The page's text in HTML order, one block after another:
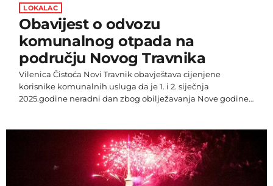
LOKALAC
Obavijest o odvozu
komunalnog otpada na
području Novog Travnika
Vilenica Čistoća Novi Travnik obavještava cijenjene
korisnike komunalnih usluga da je 1. i 2. siječnja
2025.godine neradni dan zbog obilježavanja Nove godine.